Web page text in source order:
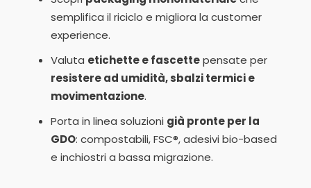
semplifica il riciclo e migliora la customer
experience.
Valuta etichette e fascettepensate per
resistere ad umidità, sbalzi termici e
movimentazione.
Porta in linea soluzioni già pronte per la
GDO: compostabili, FSC®, adesivi bio-based
e inchiostri a bassa migrazione.